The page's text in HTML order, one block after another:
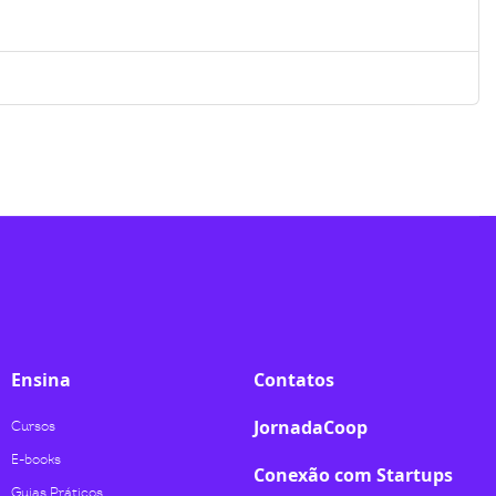
Ensina
Cursos
E-books
Guias Práticos
Contatos
JornadaCoop
Conexão com Startups